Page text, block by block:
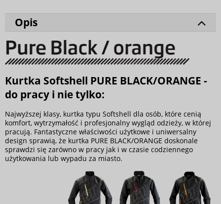
Opis
Kurtka Softshell PURE BLACK/ORANGE -
do pracy i nie tylko:
Najwyższej klasy, kurtka typu Softshell dla osób, które cenią
komfort, wytrzymałość i profesjonalny wygląd odzieży, w której
pracują. Fantastyczne właściwości użytkowe i uniwersalny
design sprawią, że kurtka PURE BLACK/ORANGE doskonale
sprawdzi się zarówno w pracy jak i w czasie codziennego
użytkowania lub wypadu za miasto.